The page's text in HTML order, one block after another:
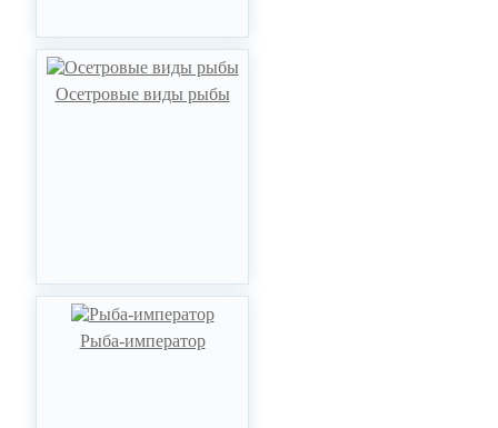
Осетровые виды рыбы
Рыба-император